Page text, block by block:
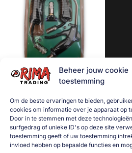
Beheer jouw cookie
toestemming
Om de beste ervaringen te bieden,
cookies om informatie over je apparaat op
Door in te stemmen met deze
surfgedrag of unieke ID's op deze site
toestemming geeft of uw toestemming
invloed hebben op bepaalde functies en
Aanhanger onderdelen
Afzetmateriaal
Automotive
Bakken
Bakken gebruikt
Dieren
Elektra
Gereedschap
Luchtpistool met 5 Meter
15,00
Toevoegen aan
winkelwagen